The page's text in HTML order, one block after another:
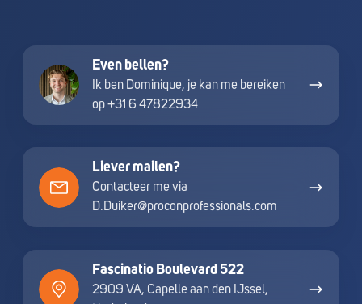
Even bellen?
Ik ben Dominique, je kan me bereiken
op +31 6 47822934
bellen?
Liever mailen?
Contacteer me via
D.Duiker@proconprofessionals.com
Liever
mailen?
Fascinatio Boulevard 522
2909 VA, Capelle aan den IJssel,
Fascinatio
Boulevard